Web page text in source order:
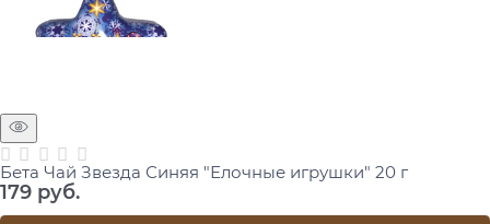
Бета Чай Звезда Синяя "Елочные игрушки" 20 г
179 руб.